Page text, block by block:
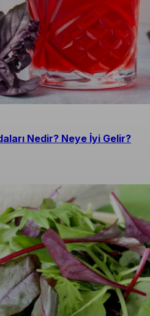
Nedir? Neye İyi Gelir?